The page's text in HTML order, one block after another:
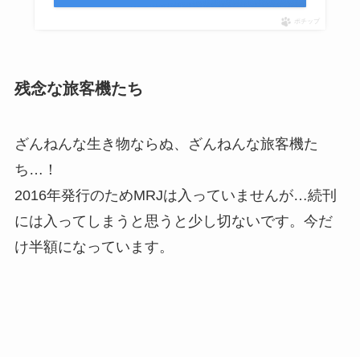
ポチップ
残念な旅客機たち
ざんねんな生き物ならぬ、ざんねんな旅客機た
ち…！
2016年発行のためMRJは入っていませんが…続刊
には入ってしまうと思うと少し切ないです。今だ
け半額になっています。